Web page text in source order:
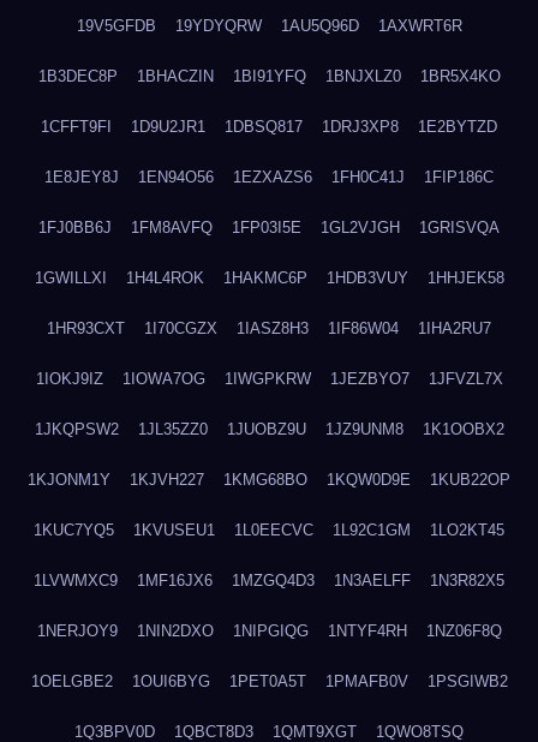
19V5GFDB 19YDYQRW 1AU5Q96D 1AXWRT6R
1B3DEC8P 1BHACZIN 1BI91YFQ 1BNJXLZ0 1BR5X4KO
1CFFT9FI 1D9U2JR1 1DBSQ817 1DRJ3XP8 1E2BYTZD
1E8JEY8J 1EN94O56 1EZXAZS6 1FH0C41J 1FIP186C
1FJ0BB6J 1FM8AVFQ 1FP03I5E 1GL2VJGH 1GRISVQA
1GWILLXI 1H4L4ROK 1HAKMC6P 1HDB3VUY 1HHJEK58
1HR93CXT 1I70CGZX 1IASZ8H3 1IF86W04 1IHA2RU7
1IOKJ9IZ 1IOWA7OG 1IWGPKRW 1JEZBYO7 1JFVZL7X
1JKQPSW2 1JL35ZZ0 1JUOBZ9U 1JZ9UNM8 1K1OOBX2
1KJONM1Y 1KJVH227 1KMG68BO 1KQW0D9E 1KUB22OP
1KUC7YQ5 1KVUSEU1 1L0EECVC 1L92C1GM 1LO2KT45
1LVWMXC9 1MF16JX6 1MZGQ4D3 1N3AELFF 1N3R82X5
1NERJOY9 1NIN2DXO 1NIPGIQG 1NTYF4RH 1NZ06F8Q
1OELGBE2 1OUI6BYG 1PET0A5T 1PMAFB0V 1PSGIWB2
1Q3BPV0D 1QBCT8D3 1QMT9XGT 1QWO8TSQ